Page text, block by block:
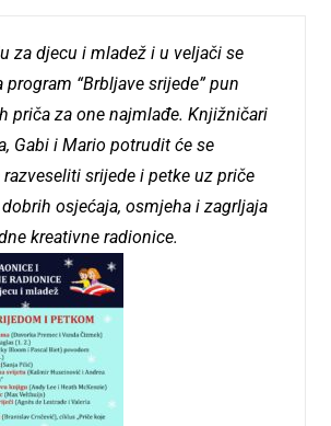
za djecu i mladež i u veljači se
program “Brbljave srijede” pun
priča za one najmlađe. Knjižničari
Gabi i Mario potrudit će se
srijede i petke uz priče
osjećaja, osmjeha i zagrljaja
kreativne radionice.